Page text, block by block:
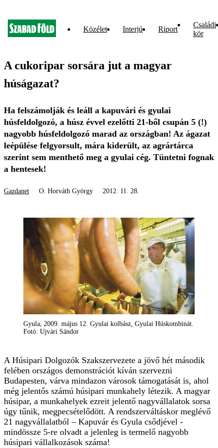
Közélet Interjú Riport
Családi
kör
A cukoripar sorsára jut a magyar
húságazat?
Ha felszámolják és leáll a kapuvári és gyulai
húsfeldolgozó, a húsz évvel ezelőtti 21-ből csupán 5 (!)
nagyobb húsfeldolgozó marad az országban! Az ágazat
leépülése felgyorsult, mára kiderült, az agrártárca
szerint sem menthető meg a gyulai cég. Tüntetni fognak
a hentesek!
Gazdanet O. Horváth György 2012. 11. 28.
Gyula, 2009. május 12. Gyulai kolbász, Gyulai Húskombinát.
Fotó: Ujvári Sándor
A Húsipari Dolgozók Szakszervezete a jövő hét második
felében országos demonstrációt kíván szervezni
Budapesten, várva mindazon városok támogatását is, ahol
még jelentős számú húsipari munkahely létezik. A magyar
húsipar, a munkahelyek ezreit jelentő nagyvállalatok sorsa
úgy tűnik, megpecsételődött. A rendszerváltáskor meglévő
21 nagyvállalatból – Kapuvár és Gyula csődjével -
mindössze 5-re olvadt a jelenleg is termelő nagyobb
húsipari vállalkozások száma!